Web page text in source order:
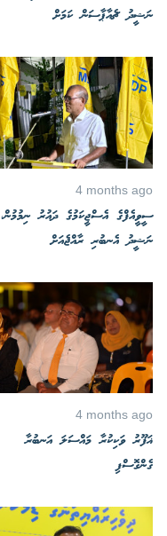
ނަޝީދު ޗެއާޕާސަން ކަމަށް
4 months ago
ސީވީއެފްގެ އެސްޖީކަމުގެ ދައުރު ނިމުމުން،
ނަޝީދު އެނބުރި ރާއްޖެއަށް
4 months ago
ޣަފޫރު ވަކިކުރާ މައްސަލަ އަނބުރާ
ގެންގޮސްފި